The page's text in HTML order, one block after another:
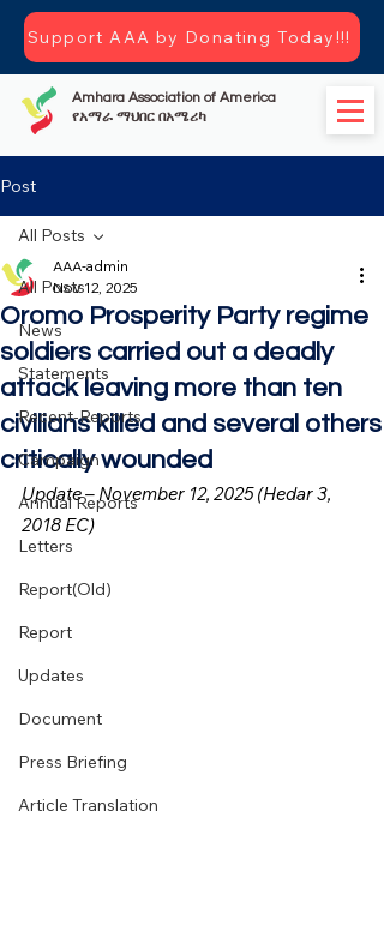
Amhara Association of America
የአማራ ማህበር በአሜሪካ
Support AAA by Donating Today!!!
Post
All Posts
News
Statements
Recent-Reports
Campaign
Annual Reports
Letters
Report(Old)
Report
Updates
Document
Press Briefing
Article Translation
All Posts
Oromo Prosperity Party regime
soldiers carried out a deadly
attack leaving more than ten
civilians killed and several others
critically wounded
AAA-admin
Nov 12, 2025
Update – November 12, 2025 (Hedar 3,
2018 EC)